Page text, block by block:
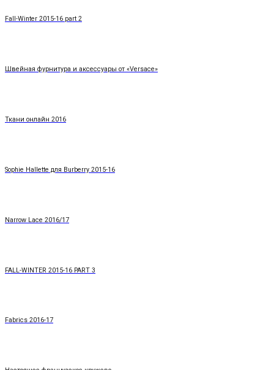
Fall-Winter 2015-16 part 2
Швейная фурнитура и аксессуары от «Versace»
Ткани онлайн 2016
Sophie Hallette для Burberry 2015-16
Narrow Lace 2016/17
FALL-WINTER 2015-16 PART 3
Fabrics 2016-17